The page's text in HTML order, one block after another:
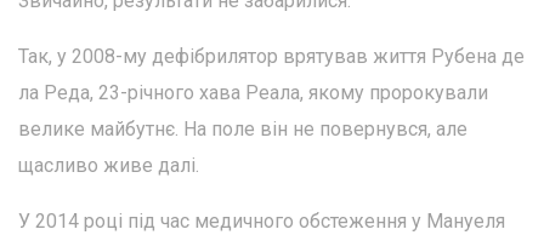
Так, у 2008-му дефібрилятор врятував життя Рубена де
ла Реда, 23-річного хава Реала, якому пророкували
велике майбутнє. На поле він не повернувся, але
щасливо живе далі.
У 2014 році під час медичного обстеження у Мануеля